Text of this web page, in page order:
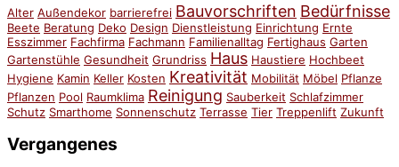
Alter Außendekor barrierefrei Bauvorschriften Bedürfnisse
Beete Beratung Deko Design Dienstleistung Einrichtung Ernte
Esszimmer Fachfirma Fachmann Familienalltag Fertighaus Garten
Gartenstühle Gesundheit Grundriss Haus Haustiere Hochbeet
Hygiene Kamin Keller Kosten Kreativität Mobilität Möbel Pflanze
Pflanzen Pool Raumklima Reinigung Sauberkeit Schlafzimmer
Schutz Smarthome Sonnenschutz Terrasse Tier Treppenlift Zukunft
Vergangenes